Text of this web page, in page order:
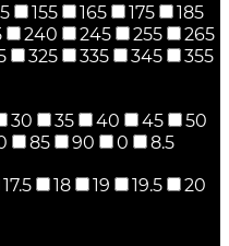
155 165 175
185
240 245 255
265
325 335 345
355
30 35 40 45
50
85 90 0
8.5
17.5 18 19 19.5
20